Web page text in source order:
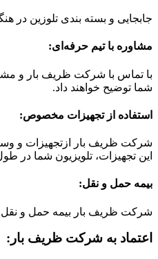
جابجایی و بسته بندی تلوزین در
مشاوره با تیم حرفه‌ای:
با تماس با شرکت ظریف بار و
شما توضیح خواهند داد.
استفاده از تجهیزات مخصوص:
شرکت ظریف بار ازتجهیزات و
این تجهیزات، تلویزیون شما
بیمه حمل و نقل:
شرکت ظریف بار بیمه حمل و نقل
اعتماد به شرکت ظریف بار: